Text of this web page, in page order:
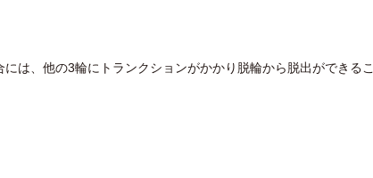
は、他の3輪にトランクションがかかり脱輪から脱出ができるこ